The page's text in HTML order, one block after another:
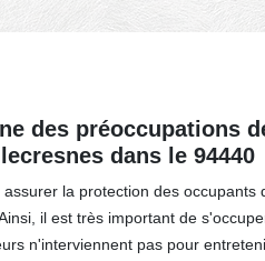
des préoccupations
dans le 94440
la protection des occupants
il est très important de
n'interviennent pas pour